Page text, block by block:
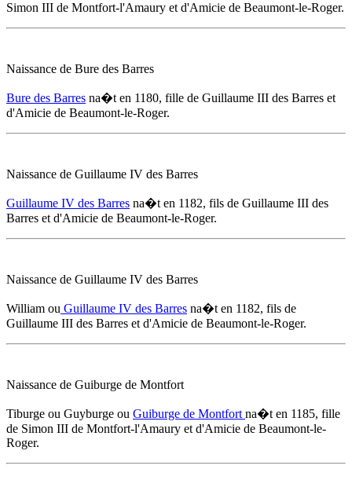
Simon III de Montfort-l'Amaury et d'Amicie de Beaumont-le-Roger.
Naissance de Bure des Barres
Bure des Barres na�t en 1180, fille de Guillaume III des Barres et
d'Amicie de Beaumont-le-Roger.
Naissance de Guillaume IV des Barres
Guillaume IV des Barres na�t en 1182, fils de Guillaume III des
Barres et d'Amicie de Beaumont-le-Roger.
Naissance de Guillaume IV des Barres
William ou Guillaume IV des Barres na�t en 1182, fils de
Guillaume III des Barres et d'Amicie de Beaumont-le-Roger.
Naissance de Guiburge de Montfort
Tiburge ou Guyburge ou Guiburge de Montfort na�t en 1185, fille
de Simon III de Montfort-l'Amaury et d'Amicie de Beaumont-le-
Roger.